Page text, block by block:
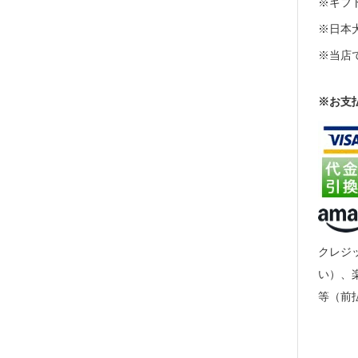
※日本
※当店
※お支
クレジ
い）、
等（前